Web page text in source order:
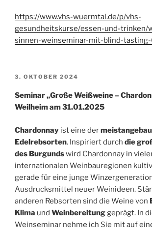
https://www.vhs-wuermtal.de/p/vhs-
gesundheitskurse/essen-und-trinken/
sinnen-weinseminar-mit-blind-
VERÖFFENTLICHT
3. OKTOBER 2024
Seminar „Große Weißweine –
Weilheim am 31.01.2025
Chardonnay ist eine der
Edelrebsorten. Inspiriert durch die
des Burgundswird Chardonnay in
internationalen Weinbauregionen
gerade für eine junge
Ausdrucksmittel neuer Weinideen.
anderen Rebsorten sind die Weine von
Klima und Weinbereitunggeprägt. In
Weinseminar nehme ich Sie mit auf